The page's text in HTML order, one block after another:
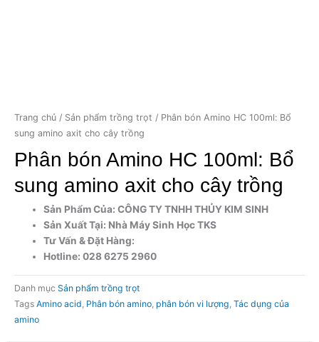
Trang chủ / Sản phẩm trồng trọt / Phân bón Amino HC 100ml: Bổ
sung amino axit cho cây trồng
Phân bón Amino HC 100ml: Bổ
sung amino axit cho cây trồng
Sản Phẩm Của:CÔNG TY TNHH THỦY KIM SINH
Sản Xuất Tại: Nhà Máy Sinh Học TKS
Tư Vấn & Đặt Hàng:
Hotline: 028 6275 2960
Danh mục Sản phẩm trồng trọt
Tags Amino acid Phân bón amino phân bón vi lượng Tác dụng của
amino